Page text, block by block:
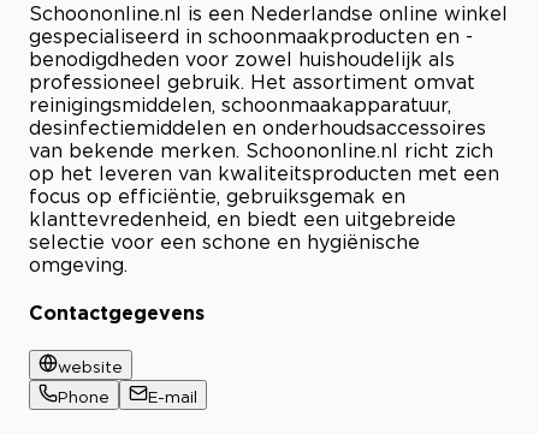
Schoononline.nl is een Nederlandse online winkel
gespecialiseerd in schoonmaakproducten en -
benodigdheden voor zowel huishoudelijk als
professioneel gebruik. Het assortiment omvat
reinigingsmiddelen, schoonmaakapparatuur,
desinfectiemiddelen en onderhoudsaccessoires
van bekende merken. Schoononline.nl richt zich
op het leveren van kwaliteitsproducten met een
focus op efficiëntie, gebruiksgemak en
klanttevredenheid, en biedt een uitgebreide
selectie voor een schone en hygiënische
omgeving.
Contactgegevens
website
Phone
E-mail